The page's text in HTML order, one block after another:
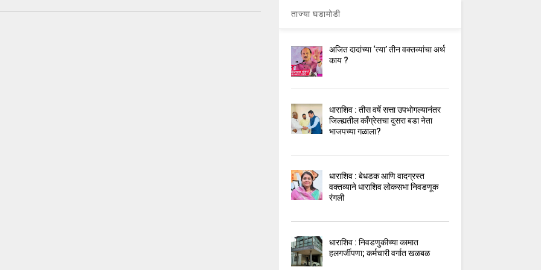
ताज्या घडामोडी
अजित दादांच्या ‘त्या’ तीन वक्तव्यांचा अर्थ
काय ?
धाराशिव : तीस वर्षे सत्ता उपभोगल्यानंतर
जिल्ह्यतील कॉंग्रेसचा दुसरा बडा नेता
भाजपच्या गळाला?
धाराशिव : बेधडक आणि वादग्रस्त
वक्तव्याने धाराशिव लोकसभा निवडणूक
रंगली
धाराशिव : निवडणुकीच्या कामात
हलगर्जीपणा; कर्मचारी वर्गात खळबळ